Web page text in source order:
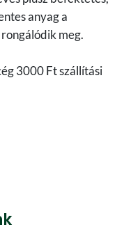
anyag a
meg.
3000 Ft szállítási